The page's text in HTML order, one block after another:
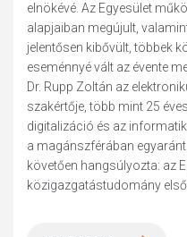
elnökévé. Az Egyesület
alapjaiban megújult,
jelentősen kibővült, többek
eseménnyé vált az évente
Dr. Rupp Zoltán az
szakértője, több mint 25
digitalizáció és az
a magánszférában
követően hangsúlyozta: az
közigazgatástudomány első